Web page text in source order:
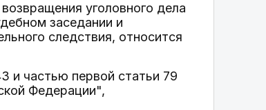
уголовного дела
заседании и
следствия, относится
и частью первой статьи 79
Федерации",